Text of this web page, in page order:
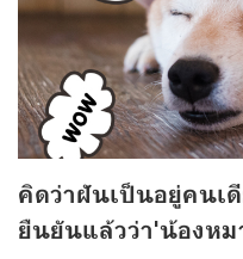
คิดว่าฝันเป็นอยู่คนเ
ยืนยันแล้วว่า'น้องห